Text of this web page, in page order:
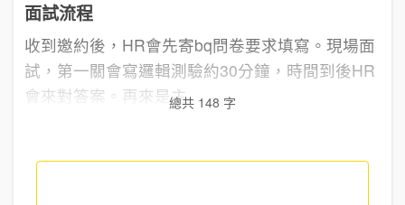
面試流程
收到邀約後，HR會先寄bq問卷要求填寫。現場面
試，第一關會寫邏輯測驗約30分鐘，時間到後HR
會來對答案。再來是主...總共 148 字